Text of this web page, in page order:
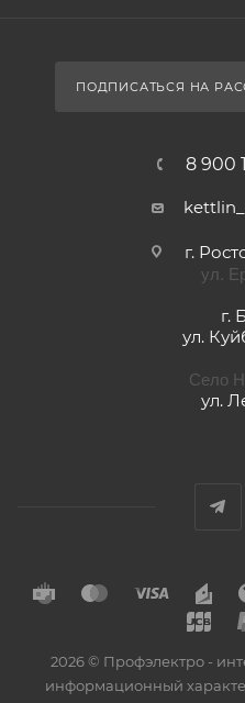
ПОДПИСАТЬСЯ НА
8 900
г.
ул.
г.
ул.
Село
ул.
2026 © Профэлектро -
информационный